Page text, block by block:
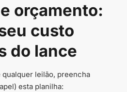
orçamento:
custo
do lance
leilão, preencha
esta planilha: